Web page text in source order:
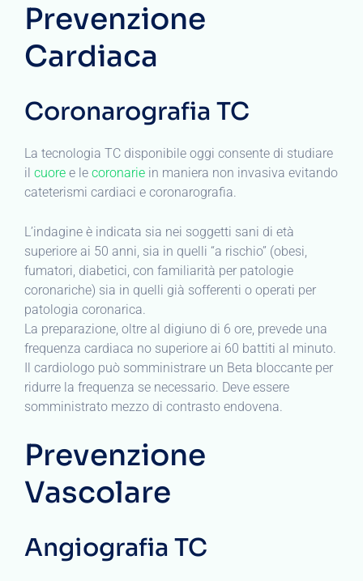
Prevenzione
Cardiaca
Coronarografia TC
La tecnologia TC disponibile oggi consente di studiare
il cuore e le coronarie in maniera non invasiva evitando
cateterismi cardiaci e coronarografia.
L’indagine è indicata sia nei soggetti sani di età
superiore ai 50 anni, sia in quelli “a rischio” (obesi,
fumatori, diabetici, con familiarità per patologie
coronariche) sia in quelli già sofferenti o operati per
patologia coronarica.
La preparazione, oltre al digiuno di 6 ore, prevede una
frequenza cardiaca no superiore ai 60 battiti al minuto.
Il cardiologo può somministrare un Beta bloccante per
ridurre la frequenza se necessario. Deve essere
somministrato mezzo di contrasto endovena.
Prevenzione
Vascolare
Angiografia TC